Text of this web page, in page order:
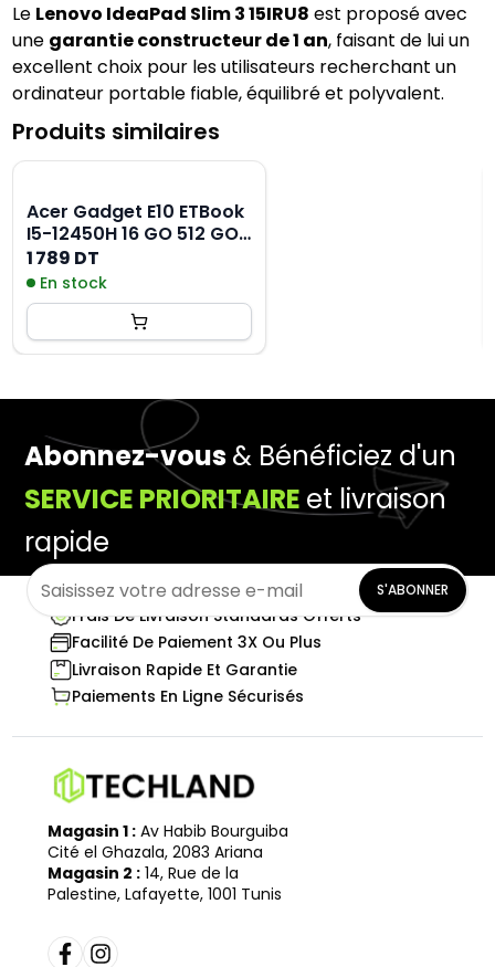
Le Lenovo IdeaPad Slim 3 15IRU8 est proposé avec
une garantie constructeur de 1 an, faisant de lui un
excellent choix pour les utilisateurs recherchant un
ordinateur portable fiable, équilibré et polyvalent.
Produits similaires
Acer Gadget E10 ETBook
I5-12450H 16 GO 512 GO
Gris
1 789 DT
En stock
Abonnez-vous& Bénéficiez d'un
SERVICE PRIORITAIRE et livraison
rapide
S'ABONNER
Frais De Livraison Standards Offerts
Facilité De Paiement 3X Ou Plus
Livraison Rapide Et Garantie
Paiements En Ligne Sécurisés
Magasin 1 : Av Habib Bourguiba
Cité el Ghazala, 2083 Ariana
Magasin 2 : 14, Rue de la
Palestine, Lafayette, 1001 Tunis